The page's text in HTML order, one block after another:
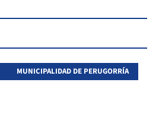
MUNICIPALIDAD DE PERUGORRÍA